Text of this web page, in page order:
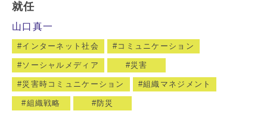
就任
山口真一
インターネット社会 コミュニケーション
ソーシャルメディア 災害
災害時コミュニケーション 組織マネジメント
組織戦略 防災